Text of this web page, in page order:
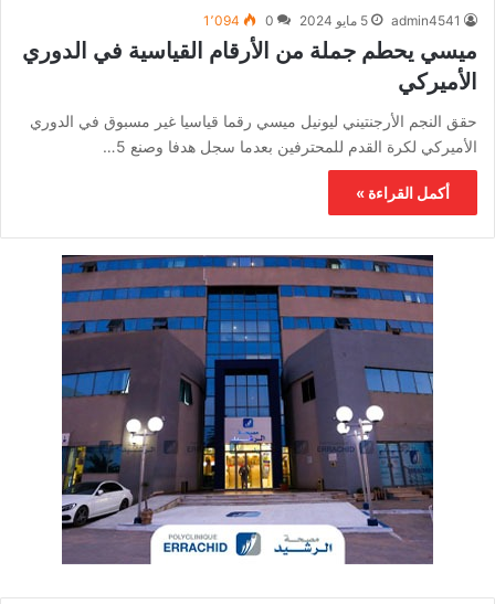
admin4541 5 مايو 2024 0 1٬094
ميسي يحطم جملة من الأرقام القياسية في الدوري
الأميركي
حقق النجم الأرجنتيني ليونيل ميسي رقما قياسيا غير مسبوق في الدوري
الأميركي لكرة القدم للمحترفين بعدما سجل هدفا وصنع 5…
أكمل القراءة »